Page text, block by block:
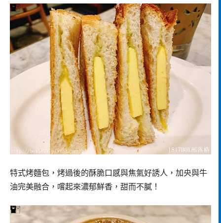
特式烤麵包，烤過後的酥脆口感與焦氣好誘人，加央與牛
油完美融合，嚐起來濃郁鮮香，甜而不膩！